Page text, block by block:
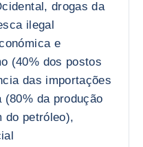
drogas da
ilegal
e
(40% dos postos
das importações
(80% da produção
do petróleo),